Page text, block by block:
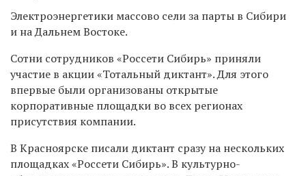
Электроэнергетики массово сели за парты в Сибири
и на Дальнем Востоке.
Сотни сотрудников «Россети Сибирь» приняли
участие в акции «Тотальный диктант». Для этого
впервые были организованы открытые
корпоративные площадки во всех регионах
присутствия компании.
В Красноярске писали диктант сразу на нескольких
площадках «Россети Сибирь». В культурно-